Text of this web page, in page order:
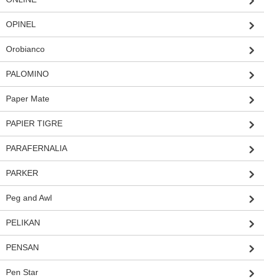
OPINEL
Orobianco
PALOMINO
Paper Mate
PAPIER TIGRE
PARAFERNALIA
PARKER
Peg and Awl
PELIKAN
PENSAN
Pen Star